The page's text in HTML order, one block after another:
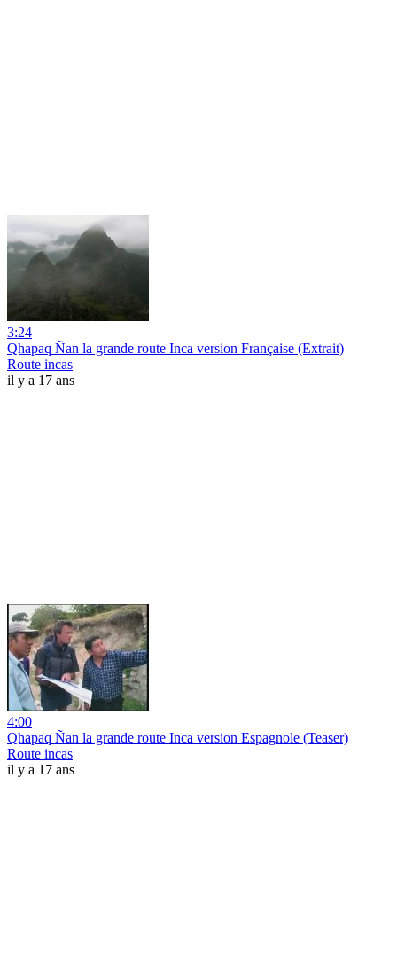
3:24
Qhapaq Ñan la grande route Inca version Française (Extrait)
Route incas
il y a 17 ans
4:00
Qhapaq Ñan la grande route Inca version Espagnole (Teaser)
Route incas
il y a 17 ans